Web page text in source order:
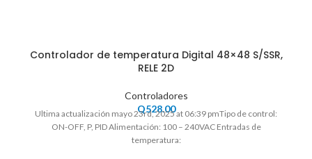
Controlador de temperatura Digital 48×48 S/SSR,
RELE 2D
Controladores
Q528.00
Ultima actualización mayo 23rd, 2025 at 06:39 pmTipo de control:
ON-OFF, P, PID Alimentación: 100 – 240VAC Entradas de
temperatura: